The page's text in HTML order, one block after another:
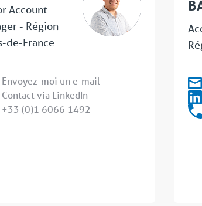
Account
- Région
de-France
Envoyez-moi un e-mail
Contact via LinkedIn
+33 (0)1 6066 1492